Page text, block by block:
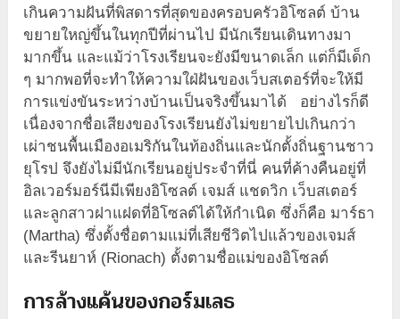
เกินความฝันที่พิสดารที่สุดของครอบครัวอิโซลต์ บ้าน
ขยายใหญ่ขึ้นในทุกปีที่ผ่านไป มีนักเรียนเดินทางมา
มากขึ้น และแม้ว่าโรงเรียนจะยังมีขนาดเล็ก แต่ก็มีเด็ก
ๆ มากพอที่จะทำให้ความใฝ่ฝันของเว็บสเตอร์ที่จะให้มี
การแข่งขันระหว่างบ้านเป็นจริงขึ้นมาได้ อย่างไรก็ดี
เนื่องจากชื่อเสียงของโรงเรียนยังไม่ขยายไปเกินกว่า
เผ่าชนพื้นเมืองอเมริกันในท้องถิ่นและนักตั้งถิ่นฐานชาว
ยุโรป จึงยังไม่มีนักเรียนอยู่ประจำที่นี่ คนที่ค้างคืนอยู่ที่
อิลเวอร์มอร์นีมีเพียงอิโซลต์ เจมส์ แชดวิก เว็บสเตอร์
และลูกสาวฝาแฝดที่อิโซลต์ได้ให้กำเนิด ซึ่งก็คือ มาร์ธา
(Martha) ซึ่งตั้งชื่อตามแม่ที่เสียชีวิตไปแล้วของเจมส์
และรีนยาห์ (Rionach) ตั้งตามชื่อแม่ของอิโซลต์
การล้างแค้นของกอร์มเลธ